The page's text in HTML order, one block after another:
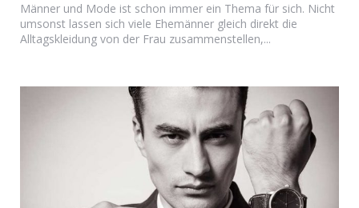
Männer und Mode ist schon immer ein Thema für sich. Nicht
umsonst lassen sich viele Ehemänner gleich direkt die
Alltagskleidung von der Frau zusammenstellen,...